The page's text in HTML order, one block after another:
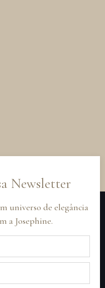
Newsletter
universo de elegância
a Josephine.